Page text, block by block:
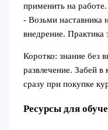
применить на работе.
- Возьми наставника
внедрение. Практика
Коротко: знание без
развлечение. Забей в
сразу при покупке
Ресурсы для